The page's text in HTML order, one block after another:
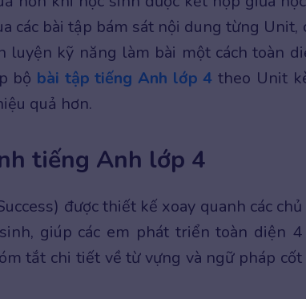
các bài tập bám sát nội dung từng Unit,
luyện kỹ năng làm bài một cách toàn
bộ bài tập tiếng Anh lớp 4 theo Unit
quả hơn.
tiếng Anh lớp 4
được thiết kế xoay quanh các chủ
giúp các em phát triển toàn diện
tắt chi tiết về từ vựng và ngữ pháp